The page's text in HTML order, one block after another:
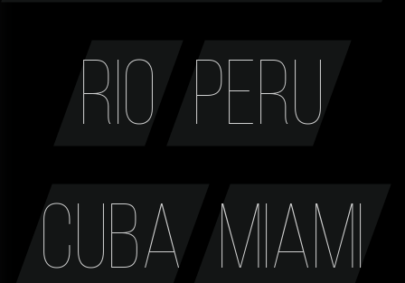
Rio Peru
Cuba Miami